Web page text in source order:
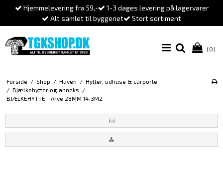
Hjemmelevering fra 59,-
1-3 dages levering på lagervarer
Alt samlet til byggeriet
Stort sortiment
(0)
Forside / Shop / Haven / Hytter, udhuse & carporte
/ Bjælkehytter og anneks /
BJÆLKEHYTTE - Arve 28MM 14,3M2